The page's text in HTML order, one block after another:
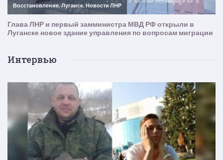
Интервью